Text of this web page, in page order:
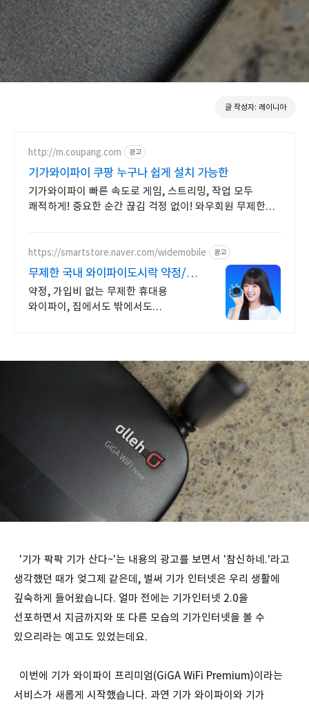
글 작성자: 레이니아
http://m.coupang.com 광고
기가와이파이 쿠팡 누구나 쉽게 설치 가능한
기가와이파이 빠른 속도로 게임, 스트리밍, 작업 모두
쾌적하게! 중요한 순간 끊김 걱정 없이! 와우회원 무제한
https://smartstore.naver.com/widemobile 광고
무제한 국내 와이파이도시락 약정/
가입비없이 무료반납까지
약정, 가입비 없는 무제한 휴대용
와이파이, 집에서도 밖에서도
'기가 팍팍 기가 산다~'는 내용의 광고를 보면서 '참신하네.'라고
생각했던 때가 엊그제 같은데, 벌써 기가 인터넷은 우리 생활에
깊숙하게 들어왔습니다. 얼마 전에는 기가인터넷 2.0을
선포하면서 지금까지와 또 다른 모습의 기가인터넷을 볼 수
있으리라는 예고도 있었는데요.
이번에 기가 와이파이 프리미엄(GiGA WiFi Premium)이라는
서비스가 새롭게 시작했습니다. 과연 기가 와이파이와 기가